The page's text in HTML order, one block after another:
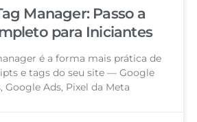
Manager: Passo a
para Iniciantes
é a forma mais prática de
e tags do seu site — Google
Google Ads, Pixel da Meta